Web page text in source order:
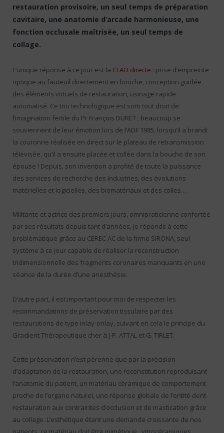
restauration provisoire, un seul temps de préparation
cavitaire, une anatomie d’arcade harmonieuse, une
fonction occlusale maîtrisée, un seul temps de
collage.
L’unique réponse à ce jour est la CFAO directe : prise d’empreinte
optique au fauteuil directement en bouche, conception guidée
des éléments virtuels de restauration, usinage rapide
automatisé. Ce trio technologique est sorti tout droit de
l’imagination fertile du Pr François DURET ; beaucoup se
souviennent de leur émotion lors de l’ADF 1985, lorsqu’il a brandi
la couronne réalisée en direct sur le plateau de retransmission
télévisée, qu’il a ensuite placée et collée dans la bouche de son
épouse ! Depuis, son invention a profité de toute la puissance
des services de recherche des industries, des évolutions
matérielles et logicielles, des biomatériaux et des colles…
Militante et actrice des premiers jours, omnipraticienne confortée
par ses résultats depuis tant d’années, je réponds à cette
problématique grâce au CEREC AC de la firme SIRONA, seul
système à ce jour capable de réaliser la reconstruction
tridimensionnelle des fragments coronaires manquants en une
séance de la durée d’une anesthésie.
D’autre part, il est important pour moi de respecter les
recommandations de préservation tissulaire par des
restaurations de type inlay-onlay, suivant en cela le principe du
Gradient Thérapeutique cher à J-P. ATTAL et G. TIRLET.
Cette préservation n’est pérenne que par la précision
d’adaptation de la restauration, une reconstitution reproduisant
l’anatomie du patient, un matériau céramique de comportement
proche de l’organe naturel, une réponse globale de l’entité dent-
restauration aux contraintes d’occlusion et de mastication grâce
au collage. L’esthétique étant une demande croissante de nos